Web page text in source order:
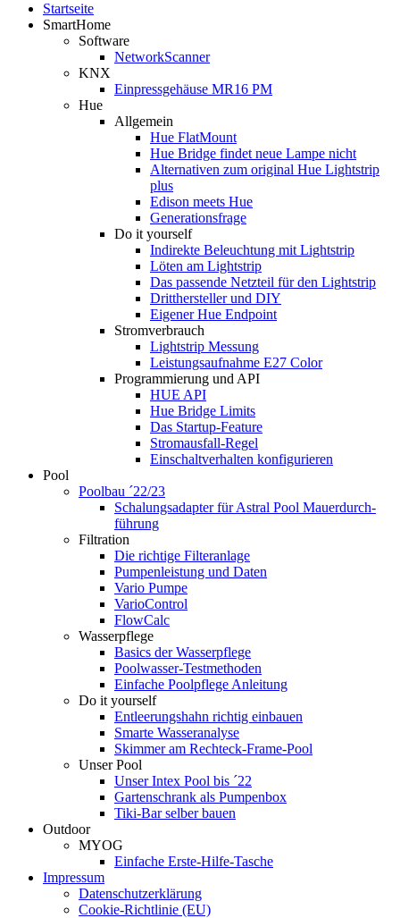
Startseite
SmartHome
Software
NetworkScanner
KNX
Einpressgehäuse MR16 PM
Hue
Allgemein
Hue FlatMount
Hue Bridge findet neue Lampe nicht
Alternativen zum original Hue Lightstrip
plus
Edison meets Hue
Generationsfrage
Do it yourself
Indirekte Beleuchtung mit Lightstrip
Löten am Lightstrip
Das passende Netzteil für den Lightstrip
Dritthersteller und DIY
Eigener Hue Endpoint
Stromverbrauch
Lightstrip Messung
Leistungsaufnahme E27 Color
Programmierung und API
HUE API
Hue Bridge Limits
Das Startup-Feature
Stromausfall-Regel
Einschaltverhalten konfigurieren
Pool
Poolbau ´22/23
Schalungs­adapter für Astral Pool Mauer­durch­
führung
Filtration
Die richtige Filter­anlage
Pumpenleistung und Daten
Vario Pumpe
Vario­Control
FlowCalc
Wasserpflege
Basics der Wasserpflege
Poolwasser-Testmethoden
Einfache Poolpflege Anleitung
Do it yourself
Ent­leerungs­hahn richtig einbauen
Smarte Wasseranalyse
Skimmer am Rechteck-Frame-Pool
Unser Pool
Unser Intex Pool bis ´22
Gartenschrank als Pumpenbox
Tiki-Bar selber bauen
Outdoor
MYOG
Einfache Erste-Hilfe-Tasche
Impressum
Datenschutzerklärung
Cookie-Richtlinie (EU)